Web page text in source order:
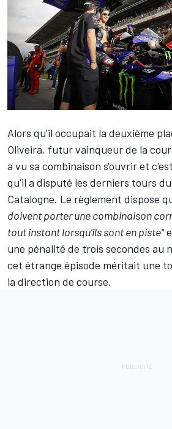
Alors qu'il occupait la deuxième
Oliveira, futur vainqueur de la
a vu sa combinaison s'ouvrir et
qu'il a disputé les derniers tours
Catalogne. Le règlement dispose
doivent porter une combinaison
tout instant lorsqu'ils sont en piste"
une pénalité de trois secondes au
cet étrange épisode méritait une
la direction de course.